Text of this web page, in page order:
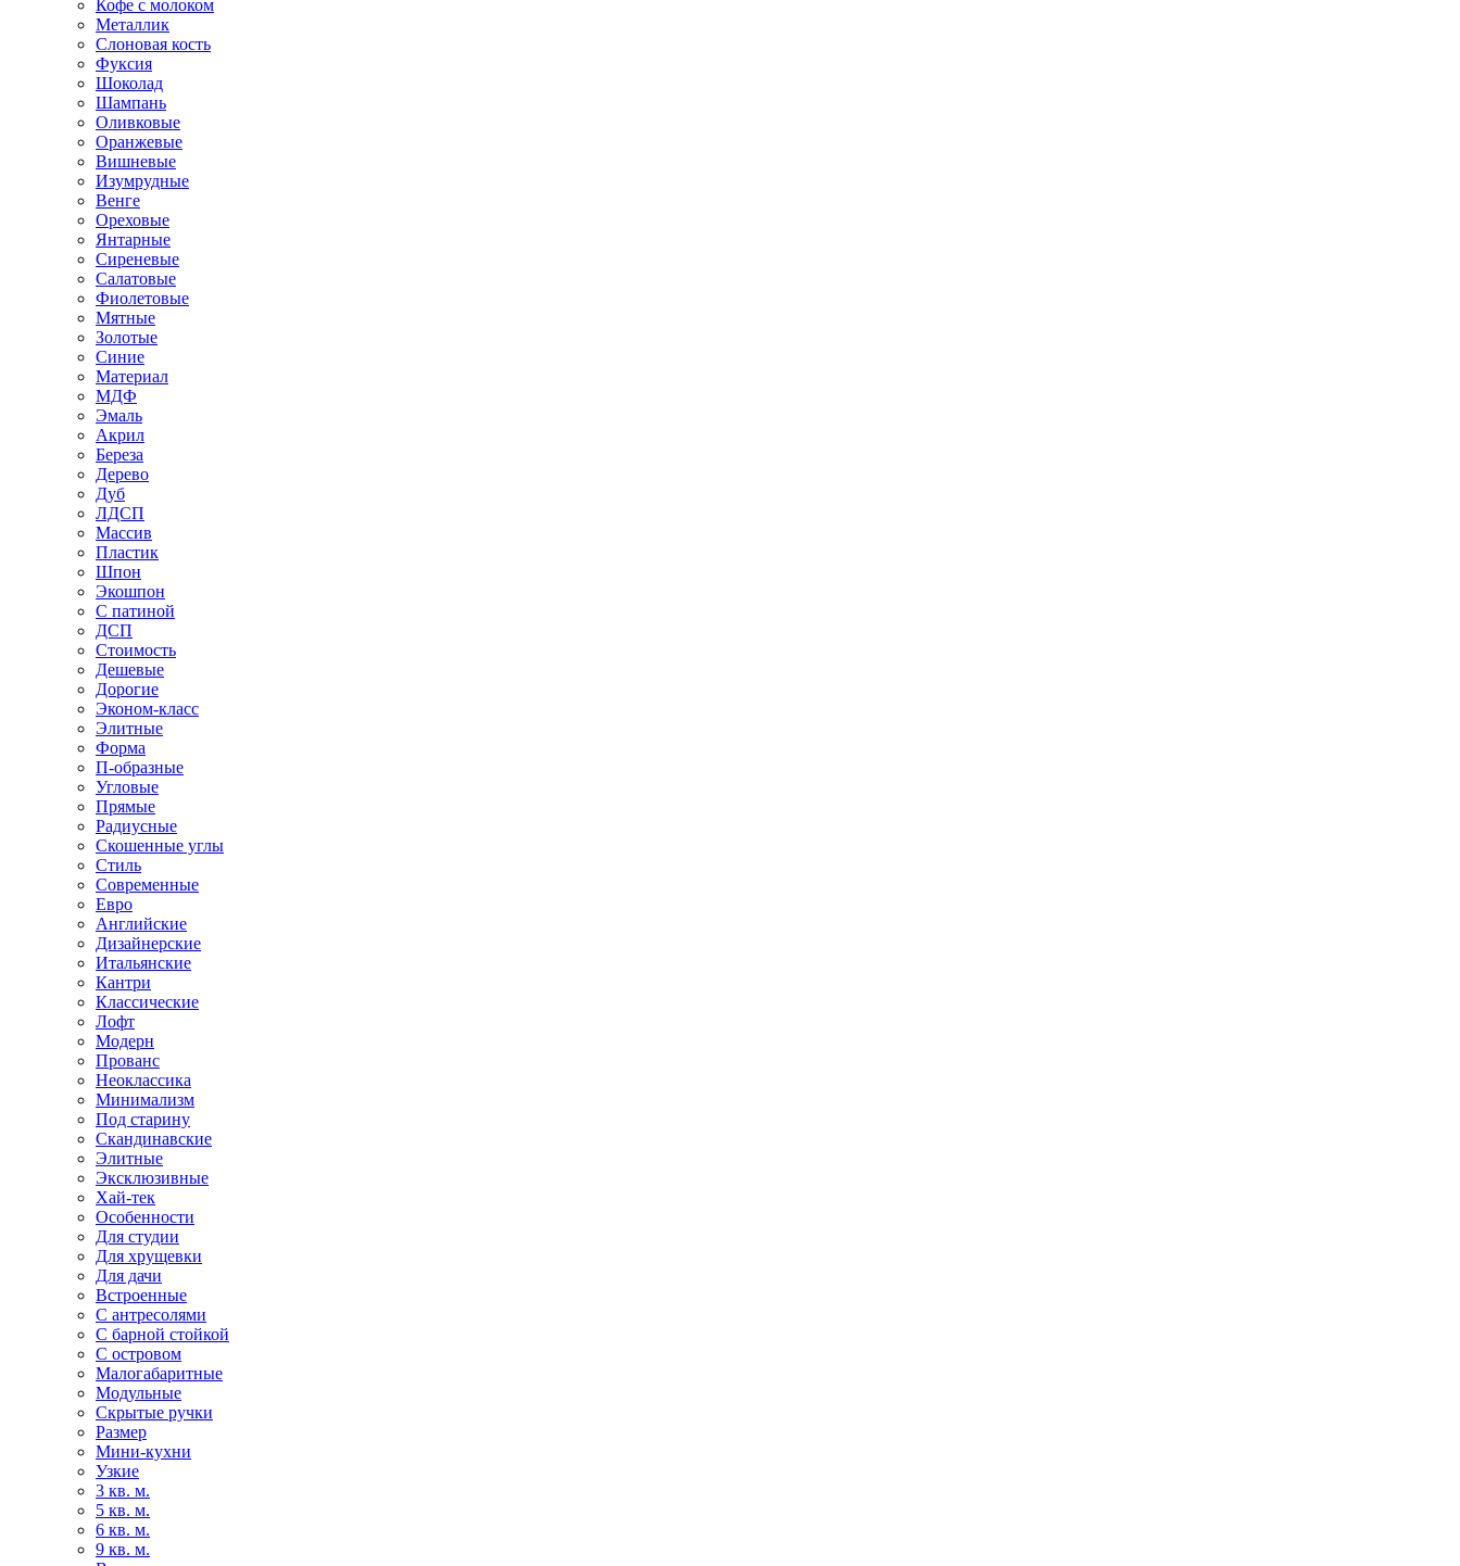
Кофе с молоком
Металлик
Слоновая кость
Фуксия
Шоколад
Шампань
Оливковые
Оранжевые
Вишневые
Изумрудные
Венге
Ореховые
Янтарные
Сиреневые
Салатовые
Фиолетовые
Мятные
Золотые
Синие
Материал
МДФ
Эмаль
Акрил
Береза
Дерево
Дуб
ЛДСП
Массив
Пластик
Шпон
Экошпон
С патиной
ДСП
Стоимость
Дешевые
Дорогие
Эконом-класс
Элитные
Форма
П-образные
Угловые
Прямые
Радиусные
Скошенные углы
Стиль
Современные
Евро
Английские
Дизайнерские
Итальянские
Кантри
Классические
Лофт
Модерн
Прованс
Неоклассика
Минимализм
Под старину
Скандинавские
Элитные
Эксклюзивные
Хай-тек
Особенности
Для студии
Для хрущевки
Для дачи
Встроенные
С антресолями
С барной стойкой
С островом
Малогабаритные
Модульные
Скрытые ручки
Размер
Мини-кухни
Узкие
3 кв. м.
5 кв. м.
6 кв. м.
9 кв. м.